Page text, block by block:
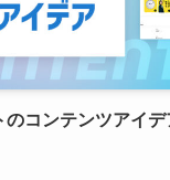
のコンテンツアイデ